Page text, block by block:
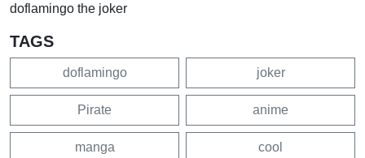
doflamingo the joker
TAGS
doflamingo joker
Pirate anime
manga cool